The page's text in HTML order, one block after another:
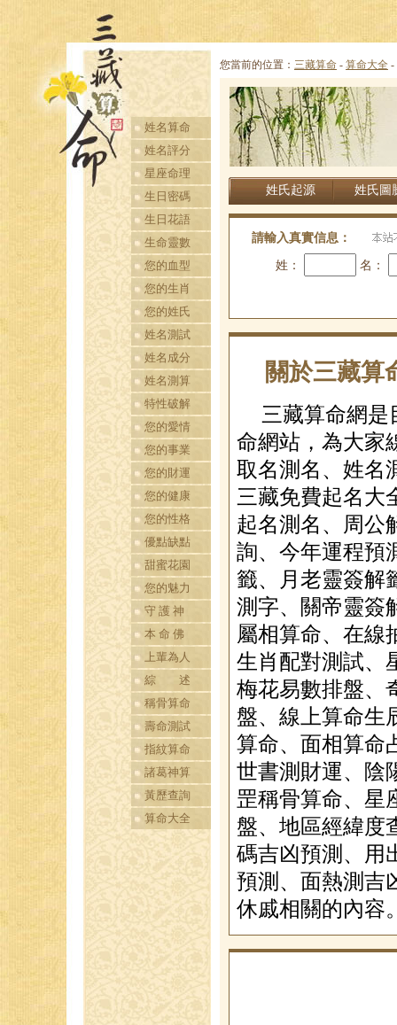
中國姓氏排行榜，
中國姓氏人口排
名，姓什麼的人最
姓名算命
姓名評分
星座命理
生日密碼
生日花語
生命靈數
您的血型
您的生肖
您的姓氏
姓名測試
姓名成分
姓名測算
特性破解
您的愛情
您的事業
您的財運
您的健康
您的性格
優點缺點
甜蜜花園
您的魅力
守 護 神
本 命 佛
上輩為人
綜 述
稱骨算命
壽命測試
指紋算命
諸葛神算
黃歷查詢
算命大全
您當前的位置： 三藏算命 - 算命大全 -
姓氏起源 姓氏圖
請輸入真實信息：
姓： 名：
關於三藏算
三藏算命網
命網站，為大家
取名測名、姓名
三藏免費起名大
起名測名、周公
詢、今年運程預
籤、月老靈簽解
測字、關帝靈簽
屬相算命、在線
生肖配對測試、
梅花易數排盤、
盤、線上算命生
算命、面相算命
世書測財運、陰
罡稱骨算命、星
盤、地區經緯度
碼吉凶預測、用
預測、面熱測吉
休戚相關的內容